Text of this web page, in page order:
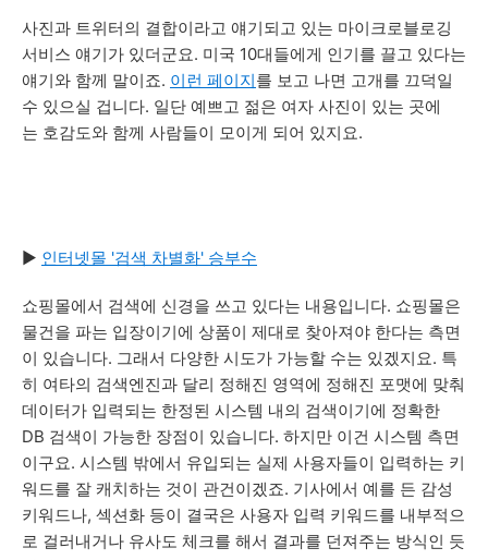
사진과 트위터의 결합이라고 얘기되고 있는 마이크로블로깅
서비스 얘기가 있더군요. 미국 10대들에게 인기를 끌고 있다는
얘기와 함께 말이죠. 이런 페이지를 보고 나면 고개를 끄덕일
수 있으실 겁니다. 일단 예쁘고 젊은 여자 사진이 있는 곳에
는 호감도와 함께 사람들이 모이게 되어 있지요.
▶ 인터넷몰 '검색 차별화' 승부수
쇼핑몰에서 검색에 신경을 쓰고 있다는 내용입니다. 쇼핑몰은
물건을 파는 입장이기에 상품이 제대로 찾아져야 한다는 측면
이 있습니다. 그래서 다양한 시도가 가능할 수는 있겠지요. 특
히 여타의 검색엔진과 달리 정해진 영역에 정해진 포맷에 맞춰
데이터가 입력되는 한정된 시스템 내의 검색이기에 정확한
DB 검색이 가능한 장점이 있습니다. 하지만 이건 시스템 측면
이구요. 시스템 밖에서 유입되는 실제 사용자들이 입력하는 키
워드를 잘 캐치하는 것이 관건이겠죠. 기사에서 예를 든 감성
키워드나, 섹션화 등이 결국은 사용자 입력 키워드를 내부적으
로 걸러내거나 유사도 체크를 해서 결과를 던져주는 방식인 듯